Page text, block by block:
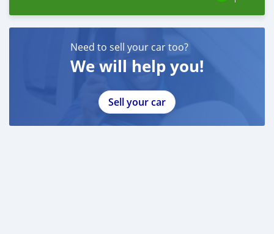
Need to sell your car too?
We will help you!
Sell your car